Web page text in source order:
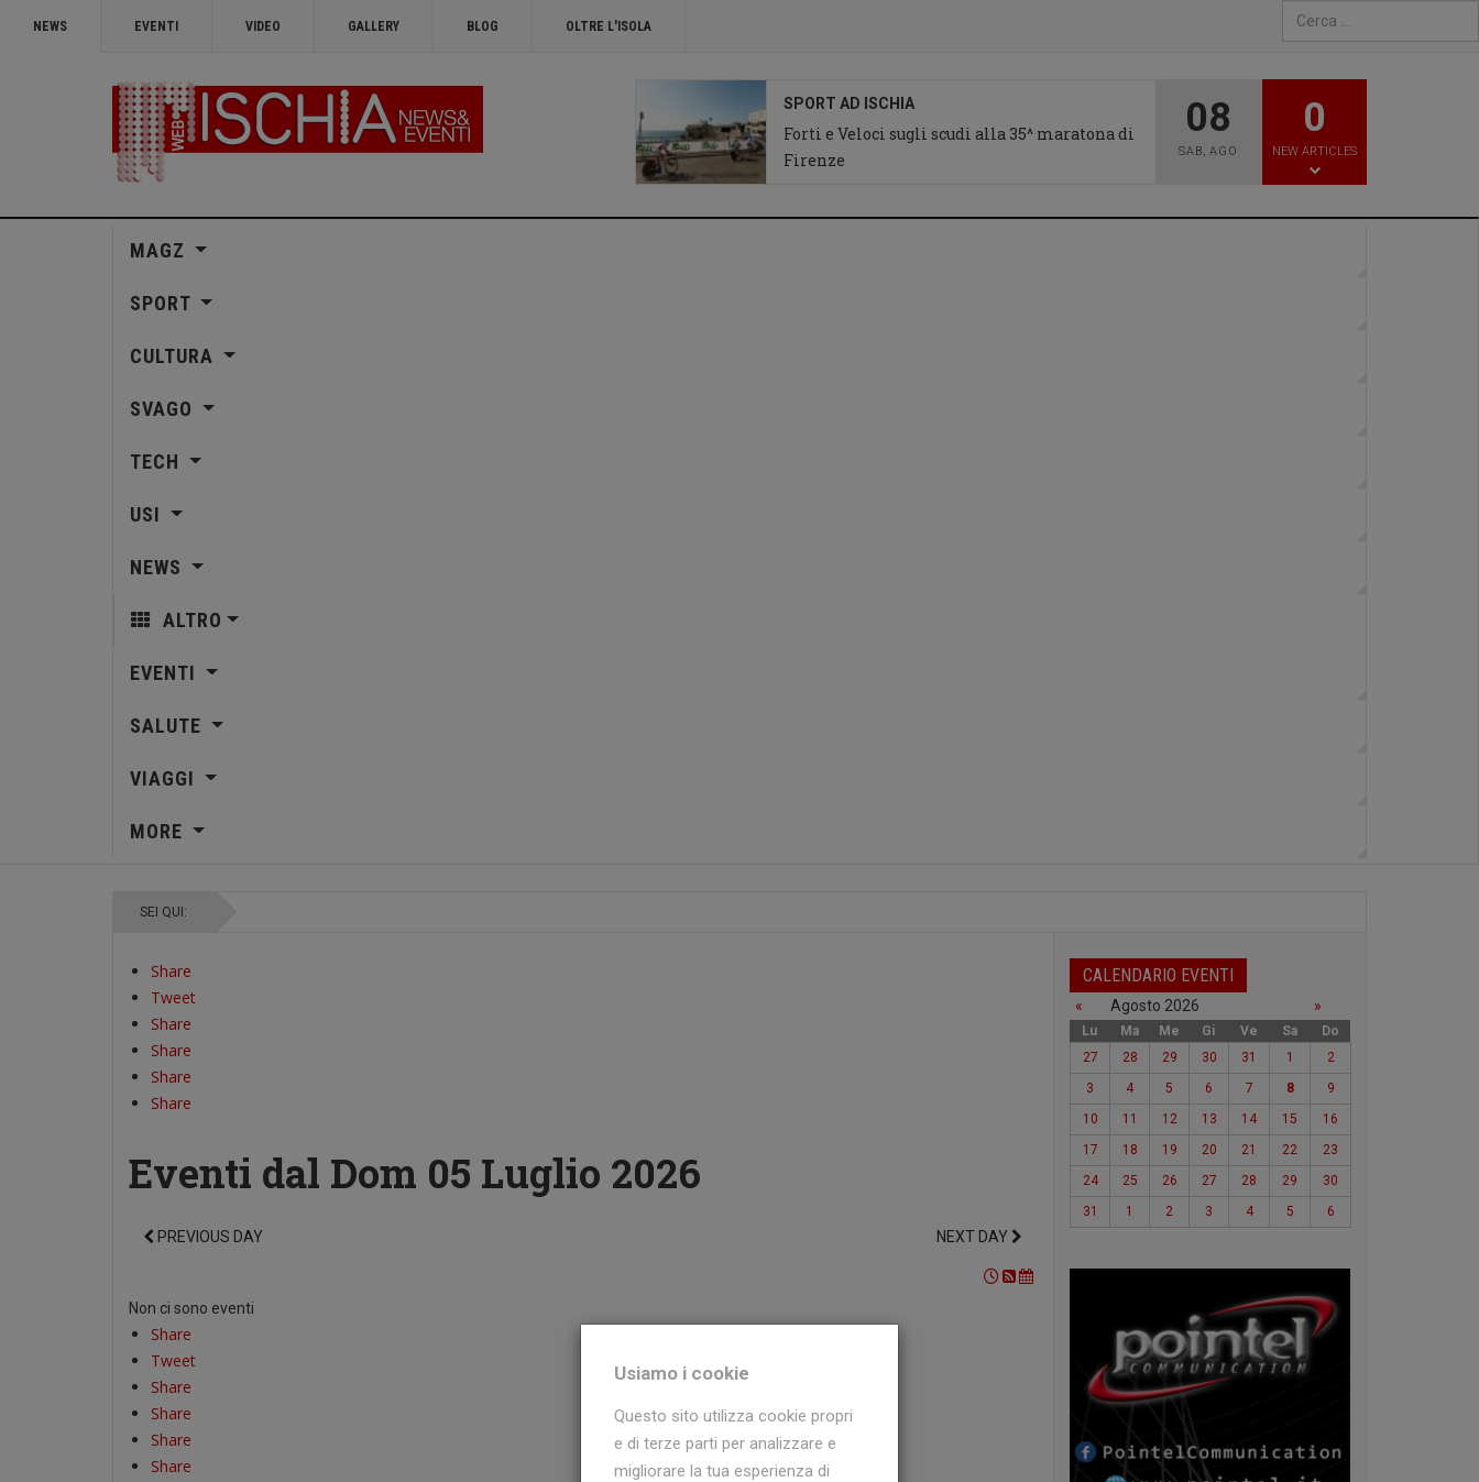
NEWS EVENTI VIDEO GALLERY BLOG OLTRE L'ISOLA
SPORT AD ISCHIA
Forti e Veloci sugli scudi alla 35^ maratona di
Firenze
08
SAB, AGO
0
NEW ARTICLES
MAGZ
SPORT
CULTURA
SVAGO
TECH
USI
NEWS
ALTRO
EVENTI
SALUTE
VIAGGI
MORE
SEI QUI:
Share
Tweet
Share
Share
Share
Share
Eventi dal Dom 05 Luglio 2026
PREVIOUS DAY NEXT DAY
Non ci sono eventi
Share
Tweet
Share
Share
Share
Share
CALENDARIO EVENTI
« Agosto 2026 »
Lu Ma Me Gi Ve Sa
Do
27
28 29 30 31 1
2
3
4 5 6 7 8
9
10
11 12 13 14 15
16
17
18 19 20 21 22
23
24
25 26 27 28 29
30
31
1 2 3 4 5 6
Usiamo i cookie
Questo sito utilizza cookie propri
e di terze parti per analizzare e
migliorare la tua esperienza di